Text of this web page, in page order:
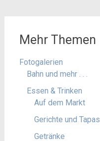
Mehr Themen
Fotogalerien
Bahn und mehr . . .
Essen & Trinken
Auf dem Markt
Gerichte und Tapas
Getränke